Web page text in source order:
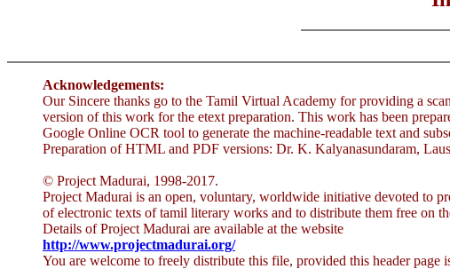
Acknowledgements:
Our Sincere thanks go to the Tamil Virtual Academy for providing a
version of this work for the etext preparation. This work has been
Google Online OCR tool to generate the machine-readable text and
Preparation of HTML and PDF versions: Dr. K. Kalyanasundaram,
© Project Madurai, 1998-2017.
Project Madurai is an open, voluntary, worldwide initiative devoted to
of electronic texts of tamil literary works and to distribute them free on
Details of Project Madurai are available at the website
http://www.projectmadurai.org/
You are welcome to freely distribute this file, provided this header page